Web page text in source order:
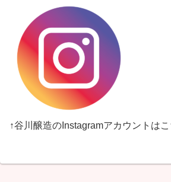
↑谷川醸造のInstagramアカウントは